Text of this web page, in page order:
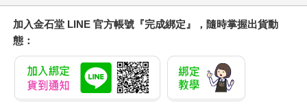
加入金石堂 LINE 官方帳號『完成綁定』，隨時掌握出貨動
態：